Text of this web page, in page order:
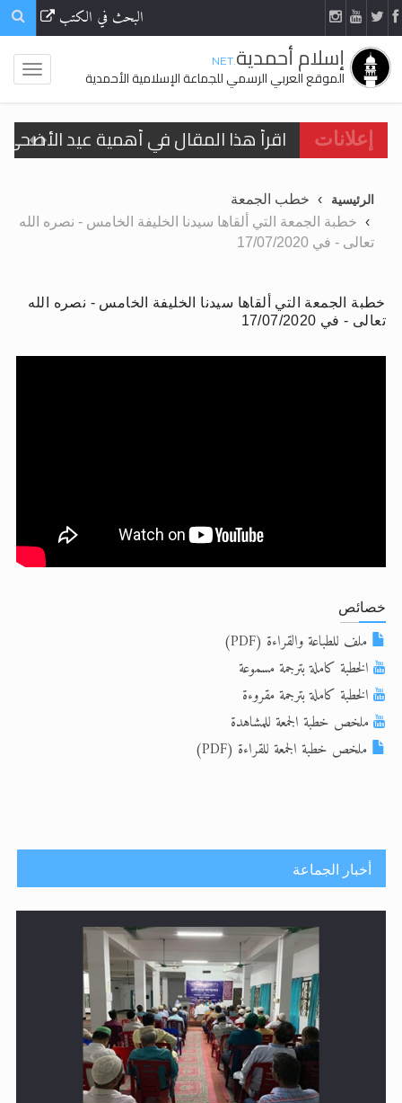
البحث في الكتب
إسلام أحمدية.NET
الموقع العربي الرسمي للجماعة الإسلامية الأحمدية
إعلانات
الحجّ.. دلالات، حِكم، وأهداف >> المزيد
تعميم هامّ لأفراد الجماعة >> المزيد
تعميم هامّ لأفراد الجماعة >> المزيد
اقرأ هذا الكتاب وتعرّف على حقيقة
الرئيسية
خطب الجمعة
خطبة الجمعة التي ألقاها سيدنا الخليفة الخامس - نصره الله
تعالى - في 17/07/2020
خطبة الجمعة التي ألقاها سيدنا الخليفة الخامس - نصره الله
تعالى - في 17/07/2020
خصائص
ملف للطباعة والقراءة (PDF)
الخطبة كاملة بترجمة مسموعة
الخطبة كاملة بترجمة مقروءة
ملخص خطبة الجمعة للمشاهدة
ملخص خطبة الجمعة للقراءة (PDF)
أخبار الجماعة